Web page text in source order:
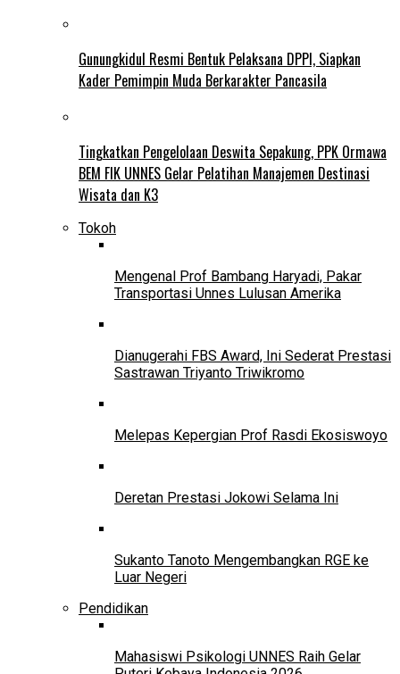
Gunungkidul Resmi Bentuk Pelaksana DPPI, Siapkan
Kader Pemimpin Muda Berkarakter Pancasila
Tingkatkan Pengelolaan Deswita Sepakung, PPK Ormawa
BEM FIK UNNES Gelar Pelatihan Manajemen Destinasi
Wisata dan K3
Tokoh
Mengenal Prof Bambang Haryadi, Pakar
Transportasi Unnes Lulusan Amerika
Dianugerahi FBS Award, Ini Sederat Prestasi
Sastrawan Triyanto Triwikromo
Melepas Kepergian Prof Rasdi Ekosiswoyo
Deretan Prestasi Jokowi Selama Ini
Sukanto Tanoto Mengembangkan RGE ke
Luar Negeri
Pendidikan
Mahasiswi Psikologi UNNES Raih Gelar